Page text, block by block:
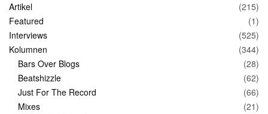
Artikel
(215)
Featured
(1)
Interviews
(525)
Kolumnen
(344)
Bars Over Blogs
(28)
Beatshizzle
(62)
Just For The Record
(66)
Mixes
(21)